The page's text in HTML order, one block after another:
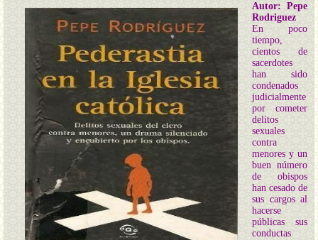
Autor: Pepe
Rodriguez
En poco
tiempo,
cientos de
sacerdotes
han sido
condenados
judicialmente
por cometer
delitos
sexuales
contra
menores y un
buen número
de obispos
han cesado de
sus cargos al
hacerse
públicas sus
conductas